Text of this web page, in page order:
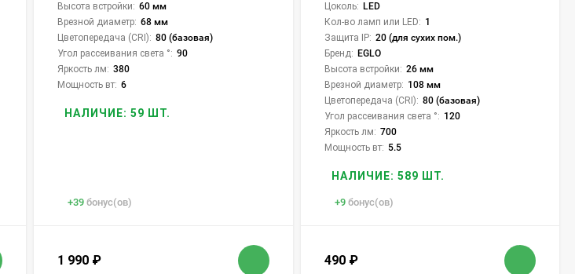
Высота встройки: 60 мм
Врезной диаметр: 68 мм
Цветопередача (CRI): 80 (базовая)
Угол рассеивания света °: 90
Яркость лм: 380
Мощность вт: 6
НАЛИЧИЕ: 59 ШТ.
+39 бонус(ов)
1 990 ₽
Цоколь: LED
Кол-во ламп или LED: 1
Защита IP: 20 (для сухих пом.)
Бренд: EGLO
Высота встройки: 26 мм
Врезной диаметр: 108 мм
Цветопередача (CRI): 80 (базовая)
Угол рассеивания света °: 120
Яркость лм: 700
Мощность вт: 5.5
НАЛИЧИЕ: 589 ШТ.
+9 бонус(ов)
490 ₽